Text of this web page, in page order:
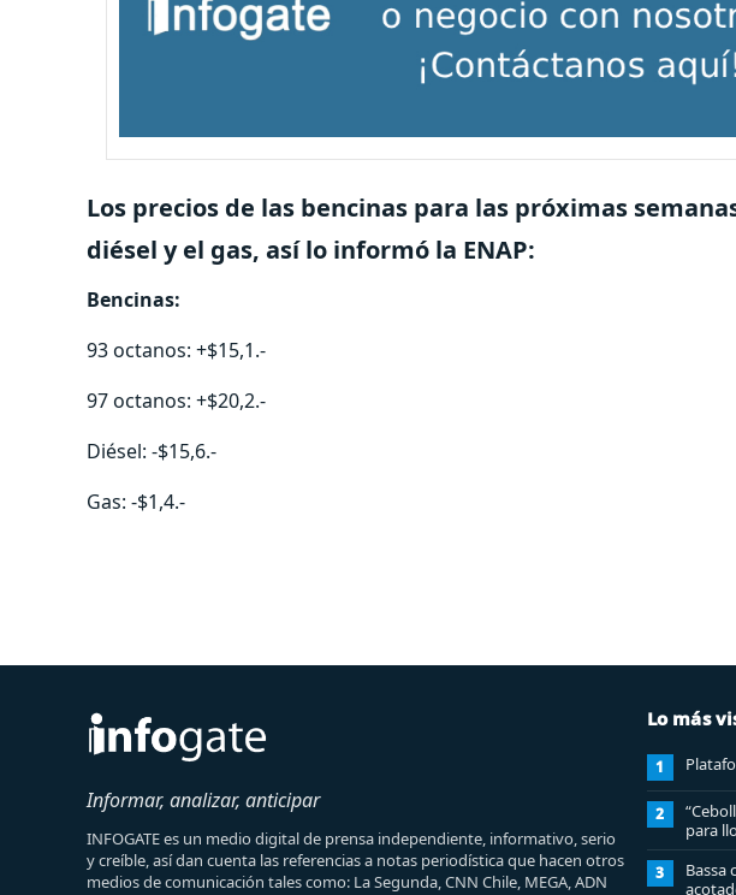
Los precios de las bencinas para las próximas
diésel y el gas, así lo informó la ENAP:
Bencinas:
93 octanos: +$15,1.-
97 octanos: +$20,2.-
Diésel: -$15,6.-
Gas: -$1,4.-
Informar, analizar, anticipar
INFOGATE es un medio digital de prensa independiente, informativo, serio
y creíble, así dan cuenta las referencias a notas periodística que hacen otros
medios de comunicación tales como: La Segunda, CNN Chile, MEGA, ADN
Lo más
1
2
para
3
Bassa